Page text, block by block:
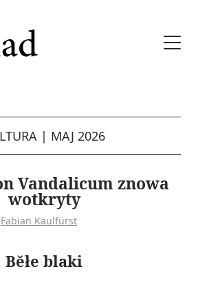
| MAJ 2026
Vandalicum znowa
wotkryty
Fabian Kaulfürst
Běłe blaki